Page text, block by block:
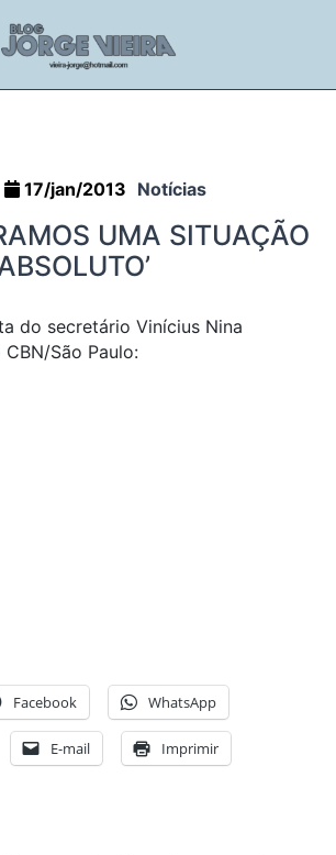
17/jan/2013 Notícias
UMA SITUAÇÃO
do secretário Vinícius Nina
São Paulo:
Facebook WhatsApp
E-mail Imprimir